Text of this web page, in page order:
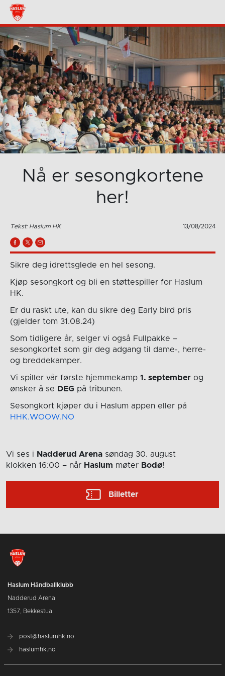
Nå er sesongkortene
her!
Tekst: Haslum HK 13/08/2024
Sikre deg idrettsglede en hel sesong.
Kjøp sesongkort og bli en støttespiller for Haslum
HK.
Er du raskt ute, kan du sikre deg Early bird pris
(gjelder tom 31.08.24)
Som tidligere år, selger vi også Fullpakke –
sesongkortet som gir deg adgang til dame-, herre-
og breddekamper.
Vi spiller vår første hjemmekamp 1. septemberog
ønsker å se DEG på tribunen.
Sesongkort kjøper du i Haslum appen eller på
HHK.WOOW.NO
Vi ses i Nadderud Arena søndag 30. august
klokken 16:00 – når Haslum møter Bodø!
Billetter
Haslum Håndballklubb
Nadderud Arena
1357, Bekkestua
post@haslumhk.no
haslumhk.no